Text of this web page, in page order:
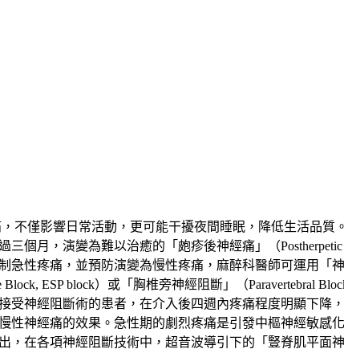
不僅影響日常活動，更可能干擾夜間睡眠，降低生活品質
月，演變為難以治癒的「皰疹後神經痛」（
性疼痛，並預防演變為慢性疼痛，麻醉科醫師可運用「
ESP block）或「胸椎旁神經阻斷」（Paravertebral
神經阻斷術的患者，在介入後四週內疼痛程度明顯下降
神經痛的效果。急性期的劇烈疼痛是引發中樞神經敏感
在各項神經阻斷技術中，超音波導引下的「豎脊肌平面